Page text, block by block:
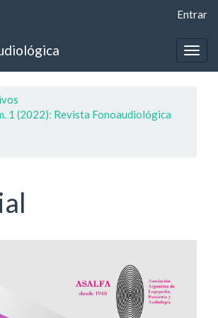
Entrar
1 (2022): Revista Fonoaudiológica